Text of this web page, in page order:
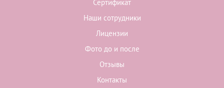
Сертификат
Наши сотрудники
Лицензии
Фото до и после
Отзывы
Контакты